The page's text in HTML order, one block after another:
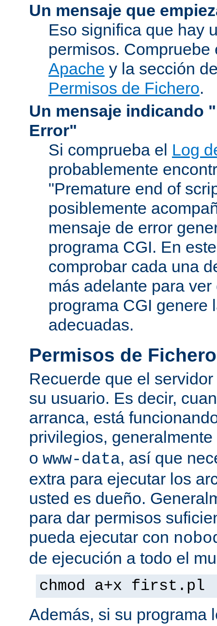
Un mensaje que
Eso significa que hay
permisos.
Apache y la sección
Permisos de Fichero.
Un mensaje indicando
Error"
Si comprueba el Log
probablemente
"Premature end of
posiblemente
mensaje de error
programa CGI. En
comprobar cada una
más adelante para
programa CGI genere
adecuadas.
Permisos de Fichero
Recuerde que el
su usuario. Es decir,
arranca, está
privilegios,
o www-data, así que
extra para ejecutar los
usted es dueño.
para dar permisos
pueda ejecutar con
de ejecución a todo el
chmod a+x first.pl
Además, si su programa